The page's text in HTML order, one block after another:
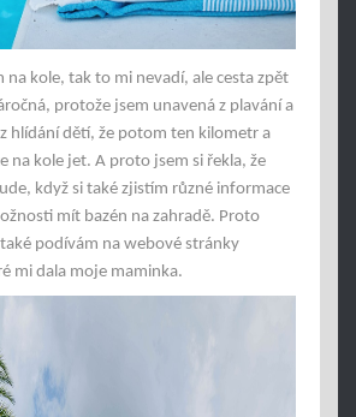
na kole, tak to mi nevadí, ale cesta zpět
protože jsem unavená z plavání a
hlídání dětí, že potom ten kilometr a
na kole jet. A proto jsem si řekla, že
když si také zjistím různé informace
mít bazén na zahradě. Proto
také podívám na webové stránky
mi dala moje maminka.